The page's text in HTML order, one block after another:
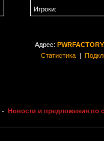
Игроки:
Адрес:
Статистика|
- Новости и предложения по